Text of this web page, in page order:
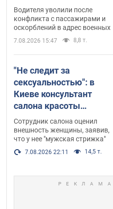
украинским военным и
поплатился за это.
Видео
Водителя уволили после
конфликта с пассажирами и
оскорблений в адрес военных
7.08.2026 15:47 8,8 т.
"Не следит за
сексуальностью": в
Киеве консультант
салона красоты
оскорбил женщину
после химиотерапии,
разгорелся скандал.
Фото
Сотрудник салона оценил
внешность женщины, заявив,
что у нее "мужская стрижка"
7.08.2026 22:11 14,5 т.